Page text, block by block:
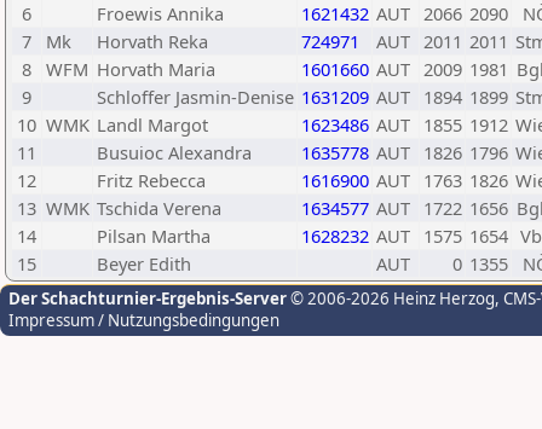
6
Froewis Annika 1621432 AUT 2066 2090
7
Mk Horvath Reka 724971 AUT 2011 2011
8 WFM Horvath Maria 1601660 AUT 2009 1981
9
Schloffer Jasmin-Denise 1631209 AUT 1894 1899
10 WMK Landl Margot 1623486 AUT 1855 1912
11
Busuioc Alexandra 1635778 AUT 1826 1796
12
Fritz Rebecca 1616900 AUT 1763 1826
13 WMK Tschida Verena 1634577 AUT 1722 1656
14
Pilsan Martha 1628232 AUT 1575 1654
15
Beyer Edith AUT 0 1355
Der Schachturnier-Ergebnis-Server© 2006-2026 Heinz Herzog,
Impressum / Nutzungsbedingungen